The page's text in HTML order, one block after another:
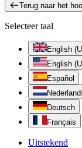
Terug naar het
Selecteer taal
English
English
Español
Deutsch
Français
Uitstekend